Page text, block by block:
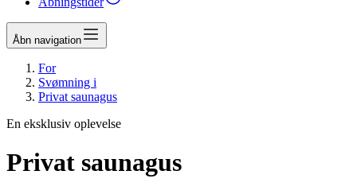
Åbn navigation
For
Svømning i
Privat saunagus
En eksklusiv oplevelse
Privat saunagus